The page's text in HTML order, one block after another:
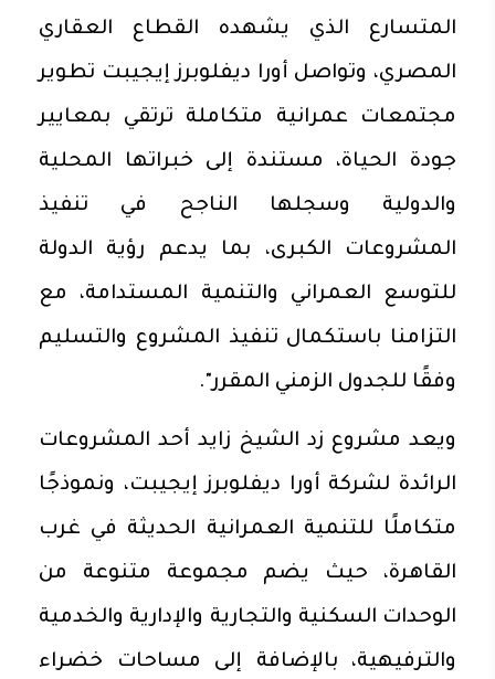
المتسارع الذي يشهده القطاع العقاري
المصري، وتواصل أورا ديفلوبرز إيجيبت تطوير
مجتمعات عمرانية متكاملة ترتقي بمعايير
جودة الحياة، مستندة إلى خبراتها المحلية
والدولية وسجلها الناجح في تنفيذ
المشروعات الكبرى، بما يدعم رؤية الدولة
للتوسع العمراني والتنمية المستدامة، مع
التزامنا باستكمال تنفيذ المشروع والتسليم
وفقًا للجدول الزمني المقرر".
ويعد مشروع زد الشيخ زايد أحد المشروعات
الرائدة لشركة أورا ديفلوبرز إيجيبت، ونموذجًا
متكاملًا للتنمية العمرانية الحديثة في غرب
القاهرة، حيث يضم مجموعة متنوعة من
الوحدات السكنية والتجارية والإدارية والخدمية
والترفيهية، بالإضافة إلى مساحات خضراء